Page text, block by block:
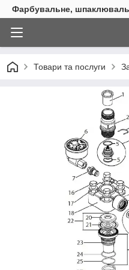
Фарбувальне,
Товари та послуги